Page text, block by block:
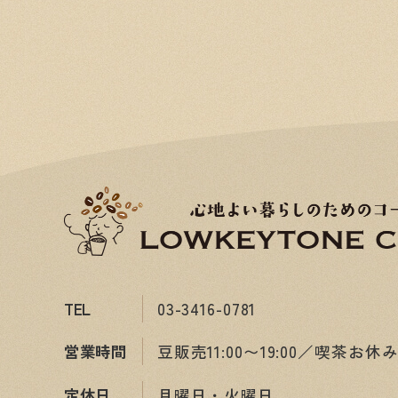
TEL
03-3416-0781
営業時間
豆販売11:00〜19:00／喫茶お休